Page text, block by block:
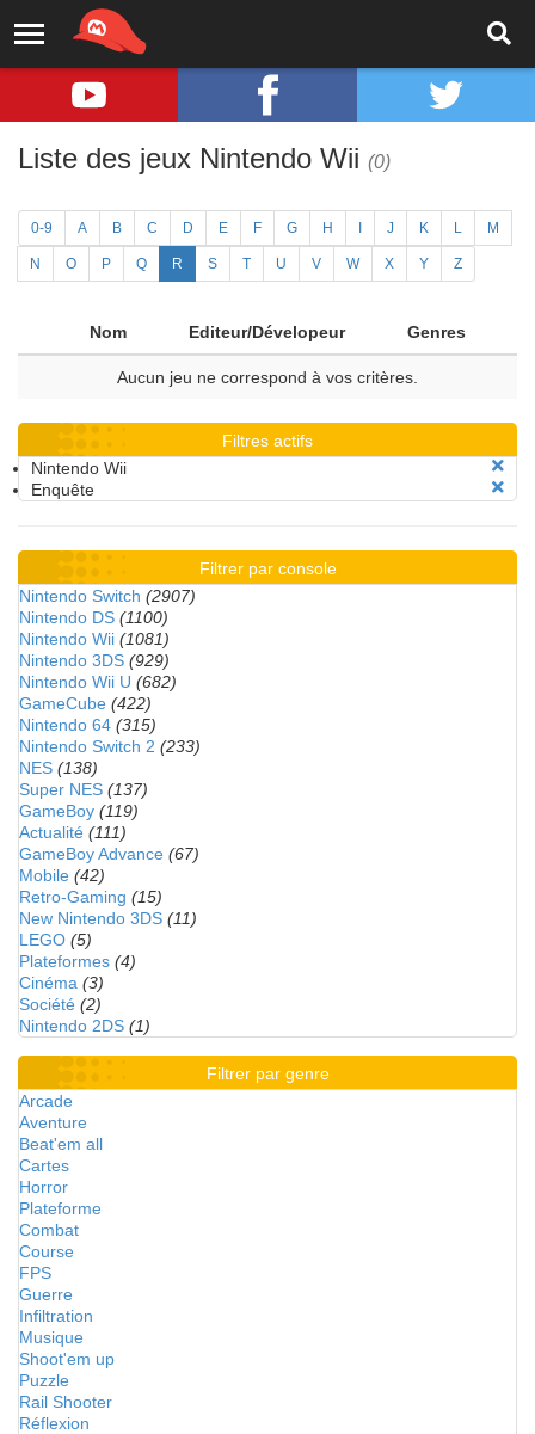
Liste des jeux Nintendo Wii (0)
0-9 A B C D E F G H J K L M
N O P Q R S T U V W X Y Z
Nom Editeur/Dévelopeur Genres
Aucun jeu ne correspond à vos critères.
Filtres actifs
Nintendo Wii
Enquête
Filtrer par console
Nintendo Switch (2907)
Nintendo DS (1100)
Nintendo Wii (1081)
Nintendo 3DS (929)
Nintendo Wii U (682)
GameCube (422)
Nintendo 64 (315)
Nintendo Switch 2 (233)
NES (138)
Super NES (137)
GameBoy (119)
Actualité (111)
GameBoy Advance (67)
Mobile (42)
Retro-Gaming (15)
New Nintendo 3DS (11)
LEGO (5)
Plateformes (4)
Cinéma (3)
Société (2)
Nintendo 2DS (1)
Filtrer par genre
Arcade
Aventure
Beat'em all
Cartes
Horror
Plateforme
Combat
Course
FPS
Guerre
Infiltration
Musique
Shoot'em up
Puzzle
Rail Shooter
Réflexion